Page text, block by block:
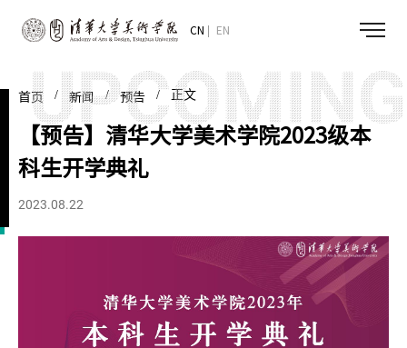
CN EN
首页 /新闻/预告 / 正文
【预告】清华大学美术学院2023级本
科生开学典礼
2023.08.22